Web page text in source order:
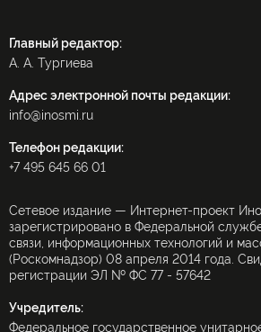
Главный редактор:
А. А. Тургиева
Адрес электронной почты редакции:
info@inosmi.ru
Телефон редакции:
+7 495 645 66 01
Сетевое издание — Интернет-проект
зарегистрировано в Федеральной
связи, информационных технологий и
(Роскомнадзор) 08 апреля 2014 года.
регистрации ЭЛ № ФС 77 - 57642
Учредитель:
Федеральное государственное